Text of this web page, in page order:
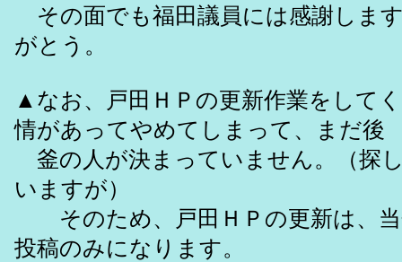
その面でも福田議員には感謝しま
がとう。
▲なお、戸田ＨＰの更新作業をして
情があってやめてしまって、まだ後
釜の人が決まっていません。（探
いますが）
そのため、戸田ＨＰの更新は、当
投稿のみになります。